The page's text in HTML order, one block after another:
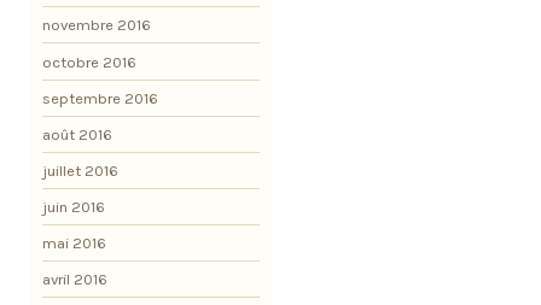
novembre 2016
octobre 2016
septembre 2016
août 2016
juillet 2016
juin 2016
mai 2016
avril 2016